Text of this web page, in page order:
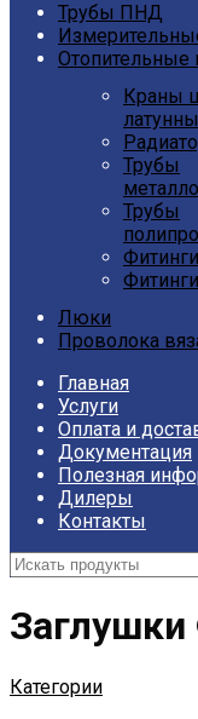
Трубы ПНД
Отопительные
Краны
Трубы
Трубы
Люки
Проволока
Главная
Услуги
Оплата и
Документация
Полезная
Дилеры
Контакты
Категории